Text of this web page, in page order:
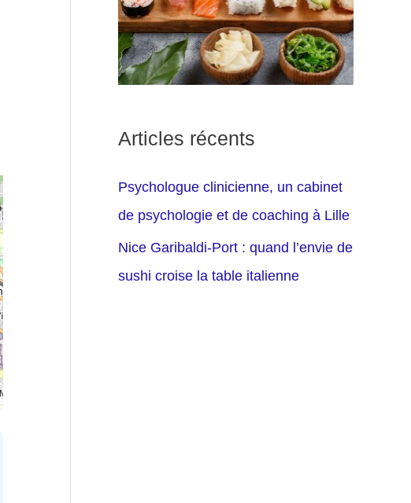
Articles récents
Psychologue clinicienne, un cabinet
de psychologie et de coaching à Lille
Nice Garibaldi-Port : quand l’envie de
sushi croise la table italienne